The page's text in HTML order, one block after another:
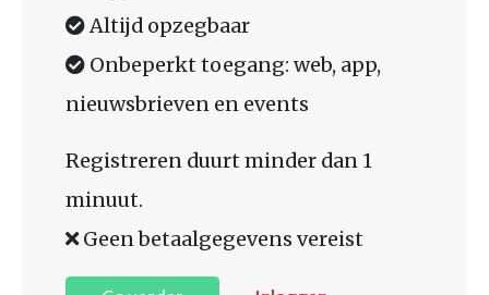
Altijd opzegbaar
Onbeperkt toegang: web, app,
nieuwsbrieven en events
Registreren duurt minder dan 1
minuut.
Geen betaalgegevens vereist